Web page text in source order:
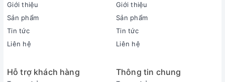
Giới thiệu
Sản phẩm
Tin tức
Liên hệ
Giới thiệu
Sản phẩm
Tin tức
Liên hệ
Hỗ trợ khách hàng Thông tin chung